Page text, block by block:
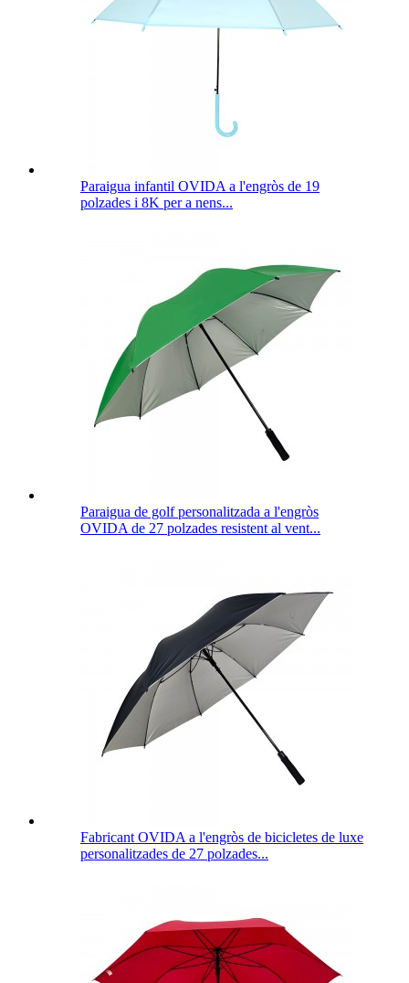
Paraigua infantil OVIDA a l'engròs de 19
polzades i 8K per a nens...
Paraigua de golf personalitzada a l'engròs
OVIDA de 27 polzades resistent al vent...
Fabricant OVIDA a l'engròs de bicicletes de luxe
personalitzades de 27 polzades...